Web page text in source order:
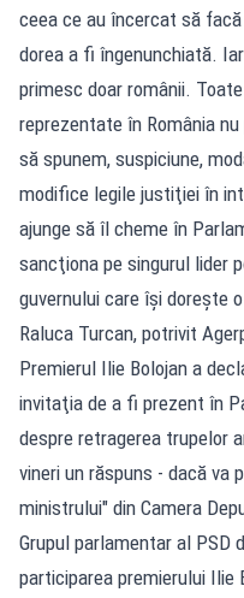
ceea ce au încercat să
dorea a fi îngenunchiată.
primesc doar românii.
reprezentate în România
să spunem, suspiciune,
modifice legile justiţiei în
ajunge să îl cheme în
sancţiona pe singurul lider
guvernului care îşi doreşte
Raluca Turcan, potrivit
Premierul Ilie Bolojan a
invitaţia de a fi prezent în
despre retragerea trupelor
vineri un răspuns - dacă va
ministrului" din Camera
Grupul parlamentar al PSD
participarea premierului Ilie